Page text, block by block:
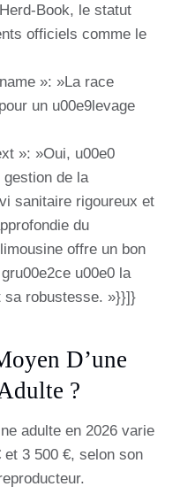
Book, le statut
officiels comme le
»: »La race
un u00e9levage
»: »Oui, u00e0
gestion de la
sanitaire rigoureux et
du
offre un bon
u00e0 la
sa robustesse. »}}]}
D’une
?
adulte en 2026 varie
et 3 500 €, selon son